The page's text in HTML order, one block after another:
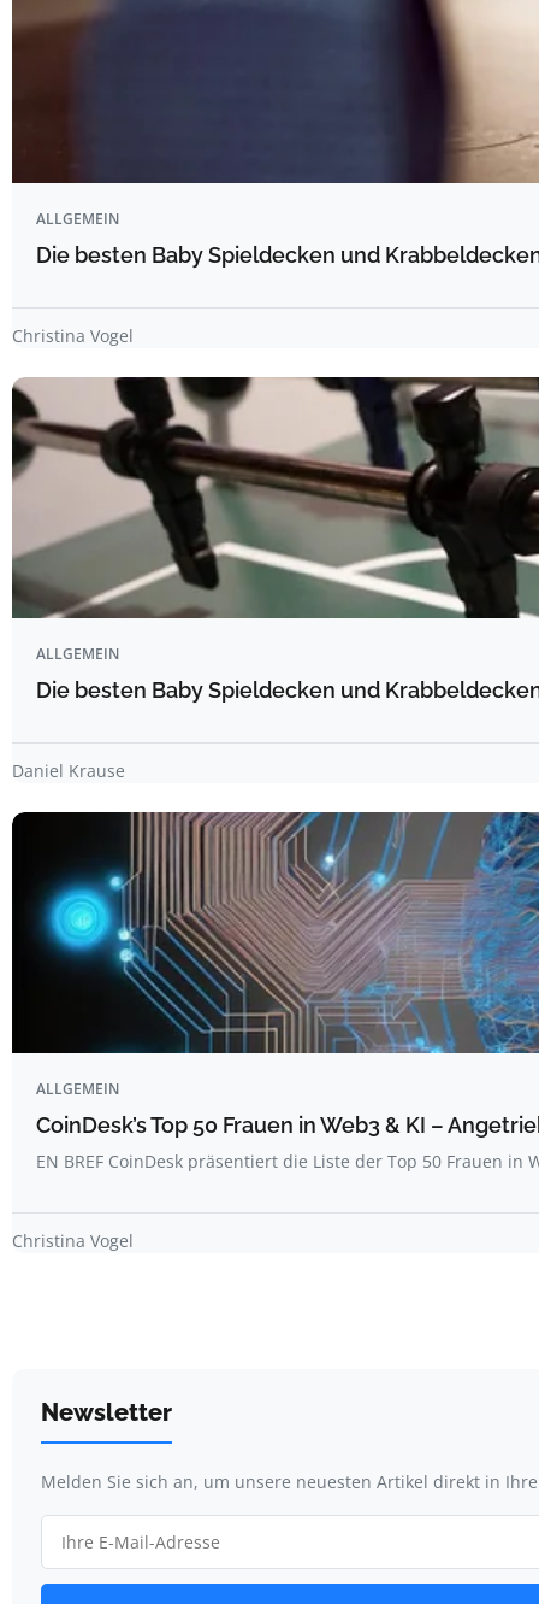
ALLGEMEIN
Die besten Baby Spieldecken und
Christina Vogel
ALLGEMEIN
Die besten Baby Spieldecken und
Daniel Krause
ALLGEMEIN
CoinDesk’s Top 50 Frauen in Web3 & KI –
EN BREF CoinDesk präsentiert die Liste der Top 50 Frauen in
Christina Vogel
Newsletter
Melden Sie sich an, um unsere neuesten Artikel direkt in